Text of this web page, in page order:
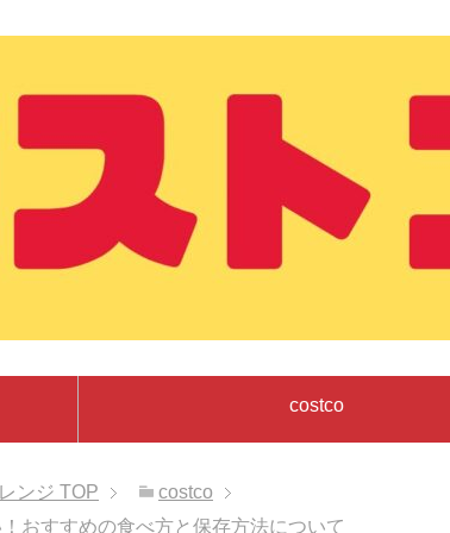
costco
ンジ TOP
costco
おすすめの食べ方と保存方法について